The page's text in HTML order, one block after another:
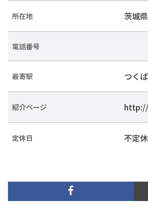
所在地 茨城
電話番号
最寄駅 つく
紹介ページ
定休日 不定休